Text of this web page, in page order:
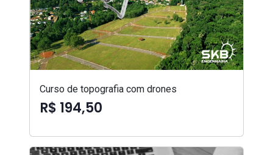
Curso de topografia com drones
R$ 194,50